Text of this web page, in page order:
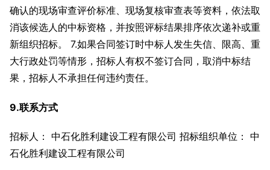
确认的现场审查评价标准、现场复核审查表等资料，依法取
消该候选人的中标资格，并按照评标结果排序依次递补或重
新组织招标。 7.如果合同签订时中标人发生失信、限高、重
大行政处罚等情形，招标人有权不签订合同，取消中标结
果，招标人不承担任何违约责任。
9.联系方式
招标人： 中石化胜利建设工程有限公司 招标组织单位： 中
石化胜利建设工程有限公司